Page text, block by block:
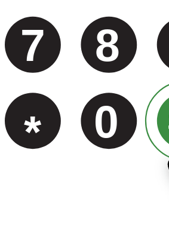
7
8
* 0